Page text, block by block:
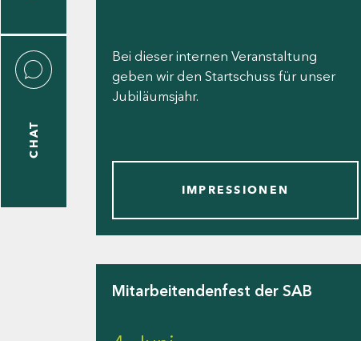
CHAT
Bei dieser internen Veranstaltung
geben wir den Startschuss für unser
Jubiläumsjahr.
IMPRESSIONEN
Mitarbeitendenfest der SAB